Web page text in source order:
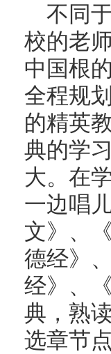
不同
校的老
中国根
全程规
的精英
典的学
大。在
一边唱
文》、
德经》
经》、
典，熟
选章节